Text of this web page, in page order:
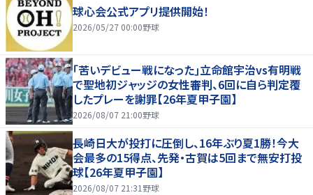
球心会公式アプリ提供開始！
2026/05/27 00:00野球
｢苦いデビュー戦になった｣立命館宇治vs有明戦
で聖地初ジャッジの女性審判、6回に自ら判定覆
したプレーを謝罪【26年夏甲子園】
2026/08/07 21:00野球
長崎日大が投打に圧倒し、16年ぶり夏1勝！今大
会最多の15得点、先発・古賀は5回まで無安打投
球【26年夏甲子園】
2026/08/07 21:31 野球